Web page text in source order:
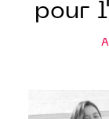
pour